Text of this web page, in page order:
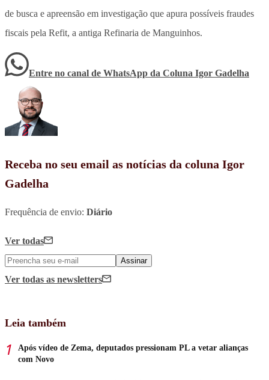
de busca e apreensão em investigação que apura possíveis fraudes
fiscais pela Refit, a antiga Refinaria de Manguinhos.
Entre no canal de WhatsApp da Coluna Igor Gadelha
Receba no seu email as notícias da coluna Igor
Gadelha
Frequência de envio: Diário
Ver todas
Assinar
Ver todas as newsletters
Leia também
Após vídeo de Zema, deputados pressionam PL a vetar alianças
com Novo